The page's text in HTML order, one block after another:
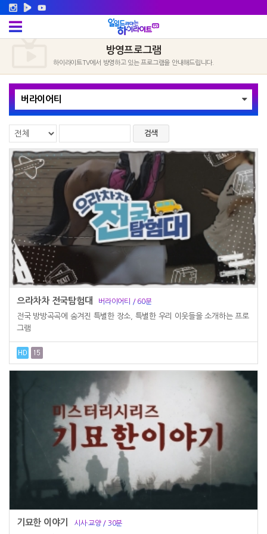
방영프로그램
하이라이트TV에서 방영하고 있는 프로그램을 안내해드립니다.
버라이어티
검색
으라차차 전국탐험대 버라이어티 / 60분
전국 방방곡곡에 숨겨진 특별한 장소, 특별한 우리 이웃들을 소개하는 프로
그램
기묘한 이야기 시사·교양 / 30분